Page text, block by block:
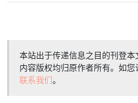
本站出于传递信息之目的刊登本
内容版权均归原作者所有。如
联系我们。